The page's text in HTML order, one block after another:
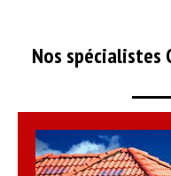
Nos spécialistes